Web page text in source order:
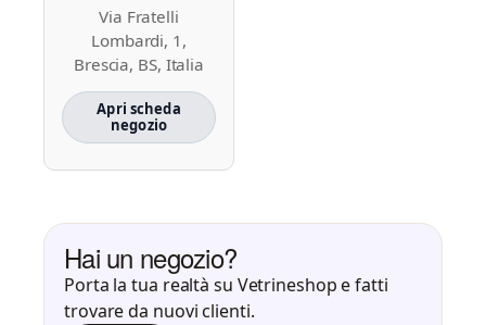
Via Fratelli
Lombardi, 1,
Brescia, BS, Italia
Apri scheda
negozio
Hai un negozio?
Porta la tua realtà su Vetrineshop e fatti
trovare da nuovi clienti.